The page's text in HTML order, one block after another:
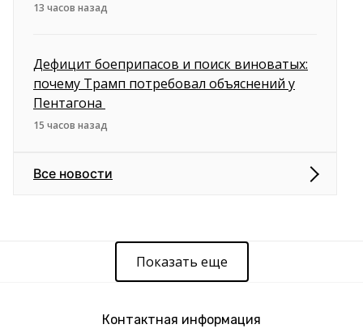
13 часов назад
Дефицит боеприпасов и поиск виноватых:
почему Трамп потребовал объяснений у
Пентагона
15 часов назад
Все новости
Показать еще
Контактная информация